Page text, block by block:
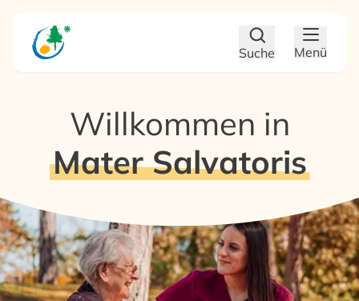
Zum Hauptinhalt
Zum Footer
Suche
Menü
Willkommen in
Mater Salvatoris